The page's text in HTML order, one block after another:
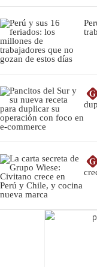
G
G